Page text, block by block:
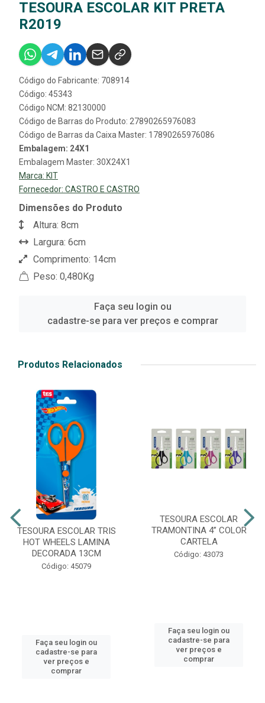
TESOURA ESCOLAR KIT PRETA
R2019
Código do Fabricante: 708914
Código: 45343
Código NCM: 82130000
Código de Barras do Produto: 27890265976083
Código de Barras da Caixa Master: 17890265976086
Embalagem: 24X1
Embalagem Master: 30X24X1
Marca: KIT
Fornecedor: CASTRO E CASTRO
Dimensões do Produto
Altura: 8cm
Largura: 6cm
Comprimento: 14cm
Peso: 0,480Kg
Faça seu login ou
cadastre-se para ver preços e comprar
Produtos Relacionados
TESOURA ESCOLAR TRIS
HOT WHEELS LAMINA
DECORADA 13CM
Código: 45079
Faça seu login ou
cadastre-se para
ver preços e
comprar
TESOURA ESCOLAR
TRAMONTINA 4” COLOR
CARTELA
Código: 43073
Faça seu login ou
cadastre-se para
ver preços e
comprar